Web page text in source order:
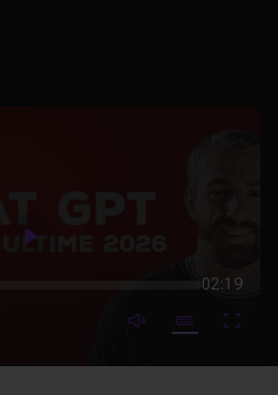
Play
02:19
mute video
Subtitles